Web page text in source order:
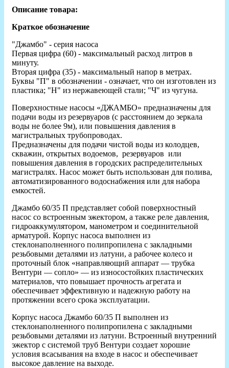
Описание товара:
Краткое обозначение
"Джамбо" - серия насоса
Первая цифра (60) - максимальный расход литров в
минуту.
Вторая цифра (35) - максимальный напор в метрах.
Буквы "П" в обозначении - означает, что он изготовлен из
пластика; "Н" из нержавеющей стали; "Ч" из чугуна.
Поверхностные насосы «ДЖАМБО» предназначены для
подачи воды из резервуаров (с расстоянием до зеркала
воды не более 9м), или повышения давления в
магистральных трубопроводах.
Предназначены для подачи чистой воды из колодцев,
скважин, открытых водоемов, резервуаров или
повышения давления в городских распределительных
магистралях. Насос может быть использован для полива,
автоматизированного водоснабжения или для набора
емкостей.
Джамбо 60/35 П представляет собой поверхностный
насос со встроенным эжектором, а также реле давления,
гидроаккумулятором, манометром и соединительной
арматурой. Корпус насоса выполнен из
стеклонаполненного полипропилена с закладными
резьбовыми деталями из латуни, а рабочее колесо и
проточный блок «направляющий аппарат — трубка
Вентури — сопло» — из износостойких пластических
материалов, что повышает прочность агрегата и
обеспечивает эффективную и надежную работу на
протяжении всего срока эксплуатации.
Корпус насоса Джамбо 60/35 П выполнен из
стеклонаполненного полипропилена с закладными
резьбовыми деталями из латуни. Встроенный внутренний
эжектор с системой труб Вентури создает хорошие
условия всасывания на входе в насос и обеспечивает
высокое давление на выходе.